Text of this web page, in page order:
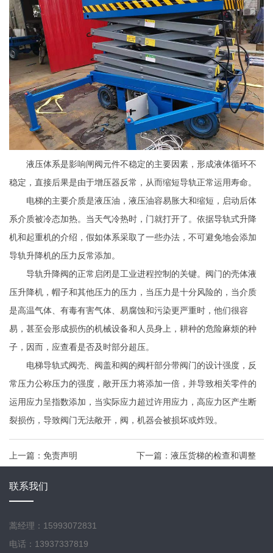
液压体系是影响闸阀元件不稳定的主要因素，形成液体循环不
稳定，直接后果是由于增压器反常，从而缩短导轨正常运用寿命。
电梯的主要介质是液压油，液压油容易胀大和缩短，启动后体
系介质被冷态加热。当天气冷热时，门就打开了。依据导轨式升降
机和起重机的介绍，假如体系采取了一些办法，不可避免地会添加
导轨升降机的压力反常添加。
导轨升降阀的正常启闭是工业进程控制的关键。阀门的壳体液
压升降机，帽子和其他压力的压力，当压力是十分风险的，当介质
是高温气体、有毒有害气体、易腐蚀和污染更严重时，他们很容
易，甚至会形成损伤的机械设备和人员身上，耕种的危险麻烦的种
子，因而，应查看是否及时部分超压。
电梯导轨式阀壳、阀盖和阀的阀杆部分带阀门的设计强度，反
常压力公称压力的强度，敞开压力将添加一倍，并导致相关零件的
运用应力呈指数添加，当实际应力超过许用应力，高应力区产生断
裂损伤，导致阀门无法敞开，阀，机器会被损坏或炸毁。
上一篇： 免责声明 下一篇： 液压货梯的检查和调整
联系我们
蒿经理：15993072831
电话：13937337819